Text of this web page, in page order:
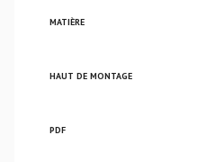
MATIÈRE
HAUT DE MONTAGE
PDF